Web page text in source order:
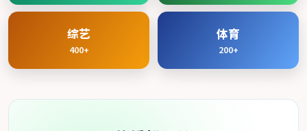
综艺
400+
体育
200+